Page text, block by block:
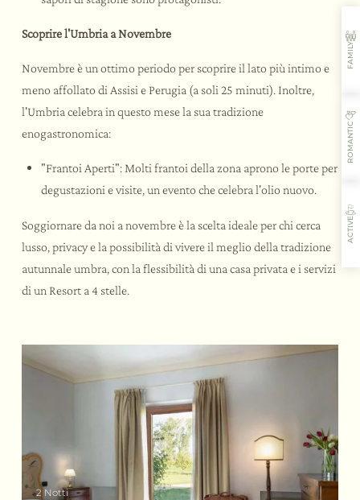
L’ospitalità
I sapori
Le attività
Il ristorante
Scoprire l'Umbria a Novembre
Novembre è un ottimo periodo per scoprire il lato più intimo e
meno affollato di Assisi e Perugia (a soli 25 minuti). Inoltre,
l'Umbria celebra in questo mese la sua tradizione
enogastronomica:
"Frantoi Aperti": Molti frantoi della zona aprono le porte per
degustazioni e visite, un evento che celebra l'olio nuovo.
Soggiornare da noi a novembre è la scelta ideale per chi cerca
lusso, privacy e la possibilità di vivere il meglio della tradizione
autunnale umbra, con la flessibilità di una casa privata e i servizi
di un Resort a 4 stelle.
2 Notti
FAMILY
ROMANTIC
ACTIVE